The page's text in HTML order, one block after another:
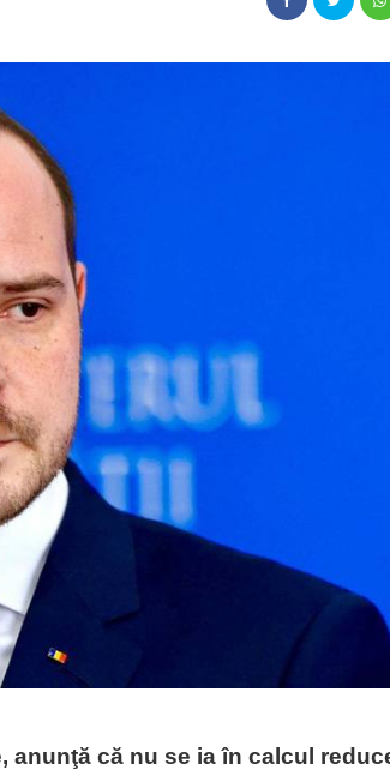
anunţă că nu se ia în calcul